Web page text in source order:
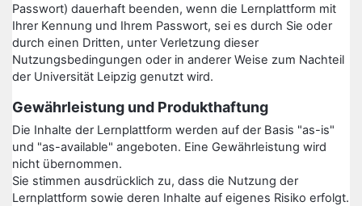
Passwort) dauerhaft beenden, wenn die Lernplattform mit
Ihrer Kennung und Ihrem Passwort, sei es durch Sie oder
durch einen Dritten, unter Verletzung dieser
Nutzungsbedingungen oder in anderer Weise zum Nachteil
der Universität Leipzig genutzt wird.
Gewährleistung und Produkthaftung
Die Inhalte der Lernplattform werden auf der Basis "as-is"
und "as-available" angeboten. Eine Gewährleistung wird
nicht übernommen.
Sie stimmen ausdrücklich zu, dass die Nutzung der
Lernplattform sowie deren Inhalte auf eigenes Risiko erfolgt.